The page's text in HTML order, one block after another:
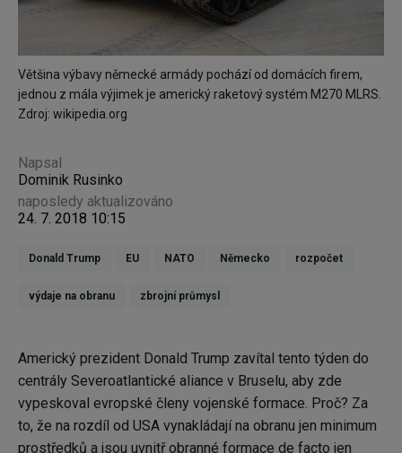
Většina výbavy německé armády pochází od domácích firem,
jednou z mála výjimek je americký raketový systém M270 MLRS.
Zdroj: wikipedia.org
Napsal
Dominik Rusinko
naposledy aktualizováno
24. 7. 2018 10:15
Donald Trump EU NATO Německo rozpočet
výdaje na obranu zbrojní průmysl
Americký prezident Donald Trump zavítal tento týden do
centrály Severoatlantické aliance v Bruselu, aby zde
vypeskoval evropské členy vojenské formace. Proč? Za
to, že na rozdíl od USA vynakládají na obranu jen minimum
prostředků a jsou uvnitř obranné formace de facto jen